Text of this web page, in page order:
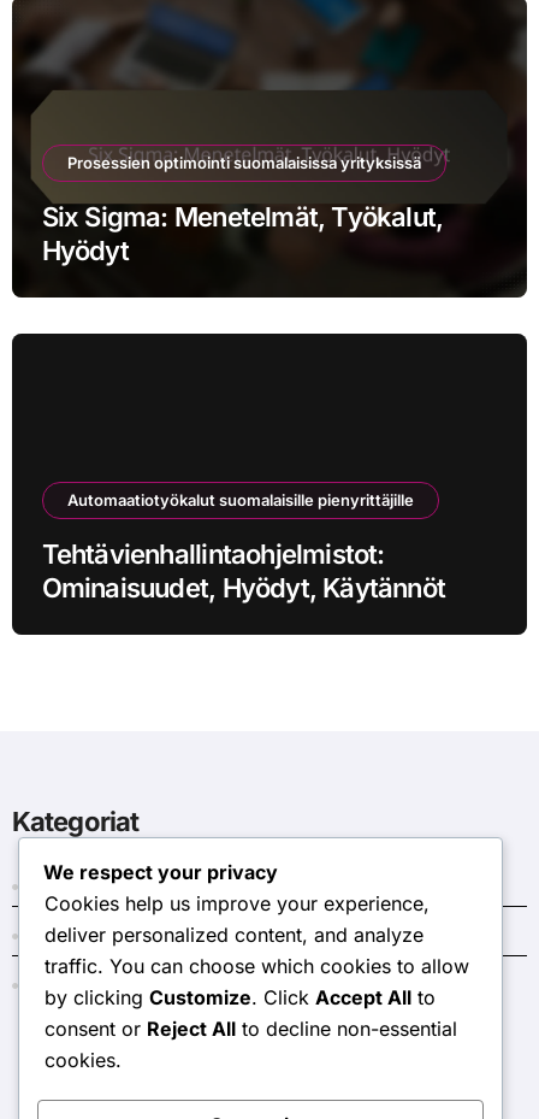
Prosessien optimointi suomalaisissa yrityksissä
Six Sigma: Menetelmät, Työkalut,
Hyödyt
Automaatiotyökalut suomalaisille pienyrittäjille
Tehtävienhallintaohjelmistot:
Ominaisuudet, Hyödyt, Käytännöt
Kategoriat
Automaatiotyökalut suomalaisille pienyrittäjille
Prosessien optimointi suomalaisissa yrityksissä
Työnkulkujen hallinta suomalaisissa yrityksissä
genodermatoses-
We respect your privacy
Cookies help us improve your experience,
deliver personalized content, and analyze
traffic. You can choose which cookies to allow
by clicking Customize. Click Accept All to
consent or Reject All to decline non-essential
cookies.